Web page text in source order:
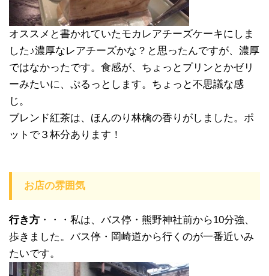
オススメと書かれていたモカレアチーズケーキにしま
した♪濃厚なレアチーズかな？と思ったんですが、濃厚
ではなかったです。食感が、ちょっとプリンとかゼリ
ーみたいに、ぷるっとします。ちょっと不思議な感
じ。
ブレンド紅茶は、ほんのり林檎の香りがしました。ポ
ットで３杯分あります！
お店の雰囲気
行き方 ・・・私は、バス停・熊野神社前から10分強、
歩きました。バス停・岡崎道から行くのが一番近いみ
たいです。